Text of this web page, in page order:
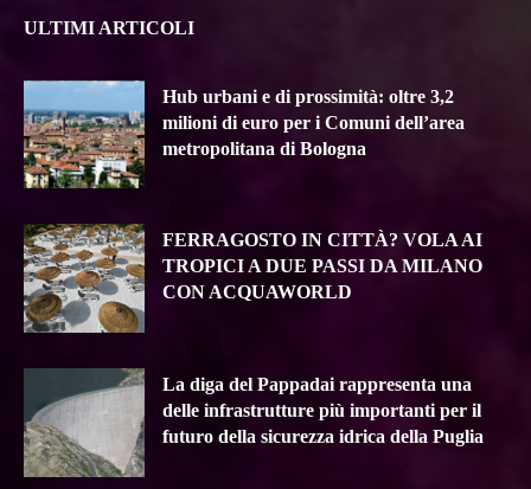
ULTIMI ARTICOLI
Hub urbani e di prossimità: oltre 3,2
milioni di euro per i Comuni dell’area
metropolitana di Bologna
FERRAGOSTO IN CITTÀ? VOLA AI
TROPICI A DUE PASSI DA MILANO
CON ACQUAWORLD
La diga del Pappadai rappresenta una
delle infrastrutture più importanti per il
futuro della sicurezza idrica della Puglia